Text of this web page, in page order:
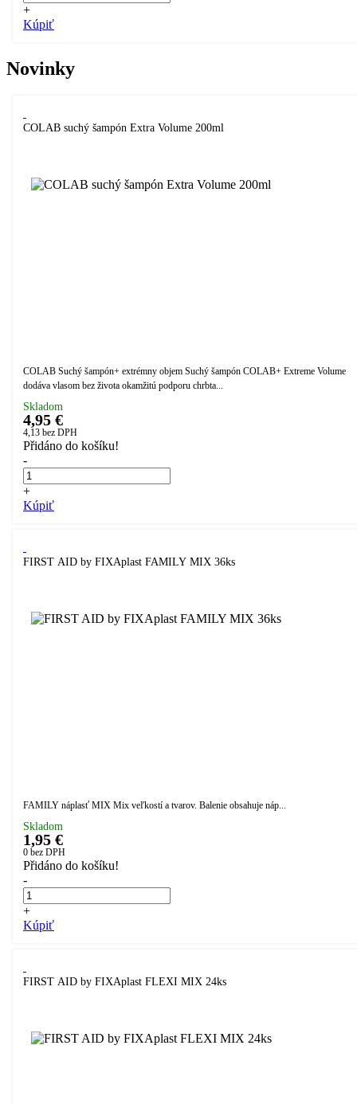
+
Kúpiť
Novinky
COLAB suchý šampón Extra Volume 200ml
COLAB Suchý šampón+ extrémny objem Suchý šampón COLAB+ Extreme Volume
dodáva vlasom bez života okamžitú podporu chrbta...
Skladom
4,95 €
4,13 bez DPH
Přidáno do košíku!
-
+
Kúpiť
FIRST AID by FIXAplast FAMILY MIX 36ks
FAMILY náplasť MIX Mix veľkostí a tvarov. Balenie obsahuje náp...
Skladom
1,95 €
0 bez DPH
Přidáno do košíku!
-
+
Kúpiť
FIRST AID by FIXAplast FLEXI MIX 24ks